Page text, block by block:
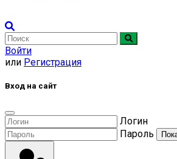
Войти
или Регистрация
Вход на сайт
Логин
Пароль